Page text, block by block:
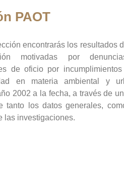
PAOT
encontrarás los resultados
motivadas por
de oficio por
en materia ambiental y
2002 a la fecha, a través de
tanto los datos generales,
las investigaciones.